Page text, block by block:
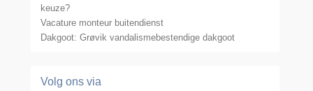
keuze?
Vacature monteur buitendienst
Dakgoot: Grøvik vandalismebestendige dakgoot
Volg ons via